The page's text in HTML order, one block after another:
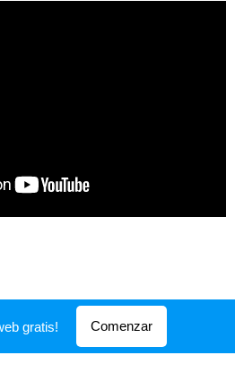
conWebnode
gratis! Comenzar